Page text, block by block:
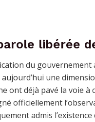
libérée
du
une
ont déjà pavé la voie
officiellement
admis